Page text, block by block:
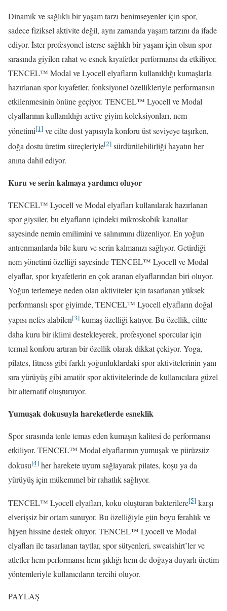
Dinamik ve sağlıklı bir yaşam tarzı benimseyenler için spor,
sadece fiziksel aktivite değil, aynı zamanda yaşam tarzını da ifade
ediyor. İster profesyonel isterse sağlıklı bir yaşam için olsun spor
sırasında giyilen rahat ve esnek kıyafetler performansı da etkiliyor.
TENCEL™ Modal ve Lyocell elyafların kullanıldığı kumaşlarla
hazırlanan spor kıyafetler, fonksiyonel özellikleriyle performansın
etkilenmesinin önüne geçiyor. TENCEL™ Lyocell ve Modal
elyaflarının kullanıldığı active giyim koleksiyonları, nem
yönetimi[1] ve cilte dost yapısıyla konforu üst seviyeye taşırken,
doğa dostu üretim süreçleriyle[2] sürdürülebilirliği hayatın her
anına dahil ediyor.
Kuru ve serin kalmaya yardımcı oluyor
TENCEL™ Lyocell ve Modal elyafları kullanılarak hazırlanan
spor giysiler, bu elyafların içindeki mikroskobik kanallar
sayesinde nemin emilimini ve salınımını düzenliyor. En yoğun
antrenmanlarda bile kuru ve serin kalmanızı sağlıyor. Getirdiği
nem yönetimi özelliği sayesinde TENCEL™ Lyocell ve Modal
elyaflar, spor kıyafetlerin en çok aranan elyaflarından biri oluyor.
Yoğun terlemeye neden olan aktiviteler için tasarlanan yüksek
performanslı spor giyimde, TENCEL™ Lyocell elyafların doğal
yapısı nefes alabilen[3] kumaş özelliği katıyor. Bu özellik, ciltte
daha kuru bir iklimi destekleyerek, profesyonel sporcular için
termal konforu artıran bir özellik olarak dikkat çekiyor. Yoga,
pilates, fitness gibi farklı yoğunluklardaki spor aktivitelerinin yanı
sıra yürüyüş gibi amatör spor aktivitelerinde de kullanıcılara güzel
bir alternatif oluşturuyor.
Yumuşak dokusuyla hareketlerde esneklik
Spor sırasında tenle temas eden kumaşın kalitesi de performansı
etkiliyor. TENCEL™ Modal elyaflarının yumuşak ve pürüzsüz
dokusu[4] her harekete uyum sağlayarak pilates, koşu ya da
yürüyüş için mükemmel bir rahatlık sağlıyor.
TENCEL™ Lyocell elyafları, koku oluşturan bakterilere[5] karşı
elverişsiz bir ortam sunuyor. Bu özelliğiyle gün boyu ferahlık ve
hijyen hissine destek oluyor. TENCEL™ Lyocell ve Modal
elyafları ile tasarlanan taytlar, spor sütyenleri, sweatshirt’ler ve
atletler hem performansı hem şıklığı hem de doğaya duyarlı üretim
yöntemleriyle kullanıcıların tercihi oluyor.
PAYLAŞ